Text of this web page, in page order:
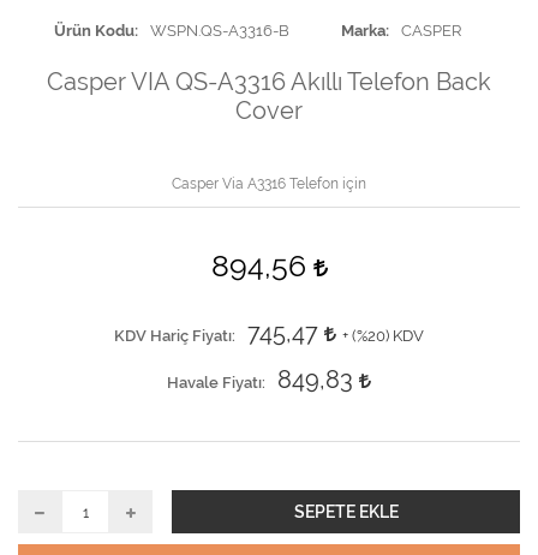
Ürün Kodu WSPN.QS-A3316-B Marka CASPER
Casper VIA QS-A3316 Akıllı Telefon Back
Cover
Casper Via A3316 Telefon için
894,56
KDV Hariç Fiyatı 745,47 + (%20) KDV
Havale Fiyatı 849,83
SEPETE EKLE